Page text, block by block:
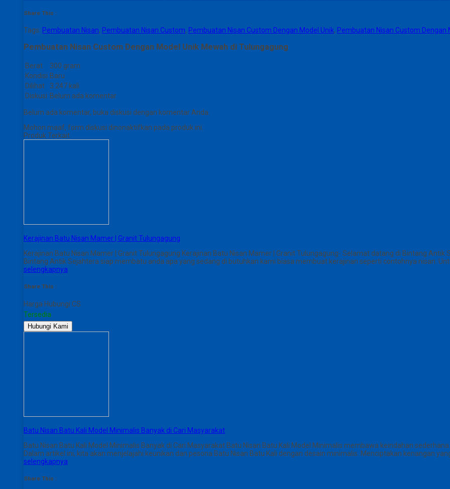
Share This :
Tags: Pembuatan Nisan, Pembuatan Nisan Custom, Pembuatan Nisan Custom Dengan Model Unik, Pembuatan Nisan Custom
Pembuatan Nisan Custom Dengan Model Unik Mewah di Tulungagung
Berat
300 gram
Kondisi Baru
Dilihat
3.247 kali
Diskusi Belum ada komentar
Belum ada komentar, buka diskusi dengan komentar Anda.
Mohon maaf, form diskusi dinonaktifkan pada produk ini.
Produk Terkait
Kerajinan Batu Nisan Mamer | Granit Tulungagung
Kerajinan Batu Nisan Mamer | Granit Tulungagung Kerajinan Batu Nisan Mamer | Granit Tulungagung- Selamat datang di Bintang
Bintang Antik Sejahtera siap membatu anda apa yang sedang di butuhkan kami biasa membuat kerajinan seperti contohnya nisan.
selengkapnya
Share This :
Harga Hubungi CS
Tersedia
Hubungi Kami
Batu Nisan Batu Kali Model Minimalis Banyak di Cari Masyarakat
Batu Nisan Batu Kali Model Minimalis Banyak di Cari Masyarakat Batu Nisan Batu Kali Model Minimalis membawa keindahan
Dalam artikel ini, kita akan menjelajahi keunikan dan pesona Batu Nisan Batu Kali dengan desain minimalis. Menciptakan kenangan
selengkapnya
Share This :